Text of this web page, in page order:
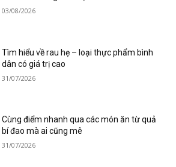
03/08/2026
Tìm hiểu về rau hẹ – loại thực phẩm bình
dân có giá trị cao
31/07/2026
Cùng điểm nhanh qua các món ăn từ quả
bí đao mà ai cũng mê
31/07/2026